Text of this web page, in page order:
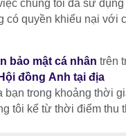
chúng tôi đã sử dụng
có quyền khiếu nại với
bảo mật cá nhân trên
đồng Anh tại địa
bạn trong khoảng thời
tôi kể từ thời điểm thu